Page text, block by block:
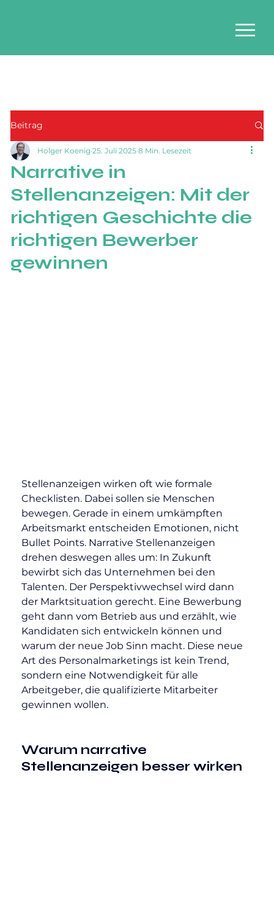
Beitrag
Narrative in
Stellenanzeigen: Mit der
richtigen Geschichte die
richtigen Bewerber
gewinnen
Holger Koenig 25. Juli 2025 8 Min. Lesezeit
Stellenanzeigen wirken oft wie formale
Checklisten. Dabei sollen sie Menschen
bewegen. Gerade in einem umkämpften
Arbeitsmarkt entscheiden Emotionen, nicht
Bullet Points. Narrative Stellenanzeigen
drehen deswegen alles um: In Zukunft
bewirbt sich das Unternehmen bei den
Talenten. Der Perspektivwechsel wird dann
der Marktsituation gerecht. Eine Bewerbung
geht dann vom Betrieb aus und erzählt, wie
Kandidaten sich entwickeln können und
warum der neue Job Sinn macht. Diese neue
Art des Personalmarketings ist kein Trend,
sondern eine Notwendigkeit für alle
Arbeitgeber, die qualifizierte Mitarbeiter
gewinnen wollen.
Warum narrative
Stellenanzeigen besser wirken